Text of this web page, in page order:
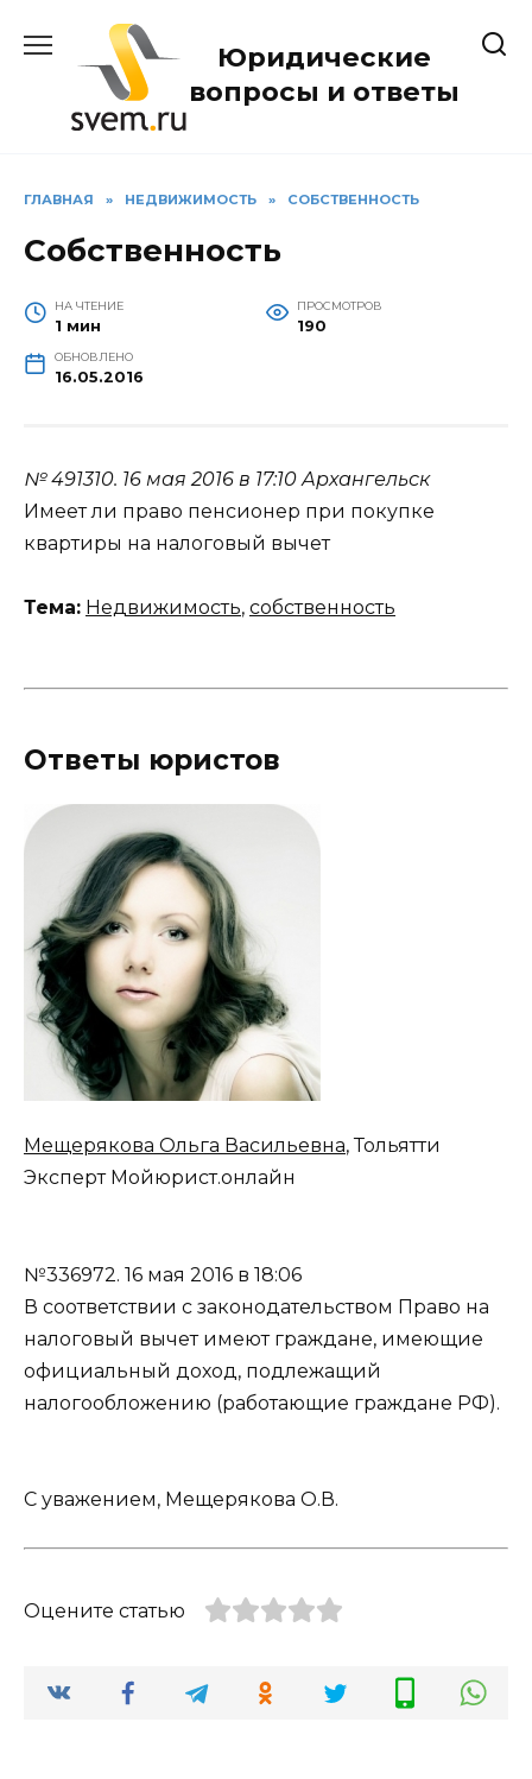
содержанию
Юридические
вопросы и ответы
ГЛАВНАЯ » НЕДВИЖИМОСТЬ » СОБСТВЕННОСТЬ
Собственность
НА ЧТЕНИЕ
1 мин
ПРОСМОТРОВ
190
ОБНОВЛЕНО
16.05.2016
№ 491310. 16 мая 2016 в 17:10 Архангельск
Имеет ли право пенсионер при покупке
квартиры на налоговый вычет
Тема: Недвижимость, собственность
Ответы юристов
Мещерякова Ольга Васильевна, Тольятти
Эксперт Мойюрист.онлайн
№336972. 16 мая 2016 в 18:06
В соответствии с законодательством Право на
налоговый вычет имеют граждане, имеющие
официальный доход, подлежащий
налогообложению (работающие граждане РФ).
С уважением, Мещерякова О.В.
Оцените статью